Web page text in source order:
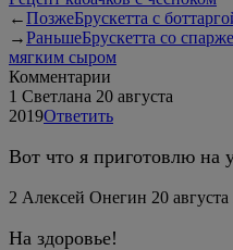
←ПозжеБрускетта с
→РаньшеБрускетта со
мягким сыром
Комментарии
1 Светлана 20 августа
2019Ответить
Вот что я приготовлю на
2 Алексей Онегин 20
На здоровье!